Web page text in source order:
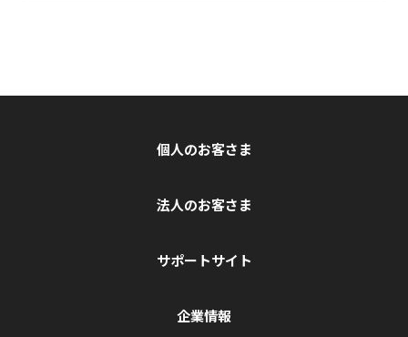
個人のお客さま
法人のお客さま
サポートサイト
企業情報